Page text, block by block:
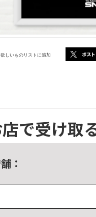
欲しいものリストに追加
で受け取
：